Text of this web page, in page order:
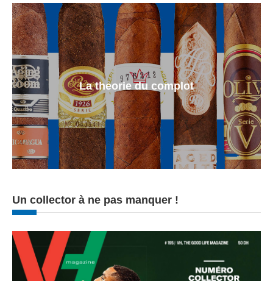
La theorie du complot
Un collector à ne pas manquer !